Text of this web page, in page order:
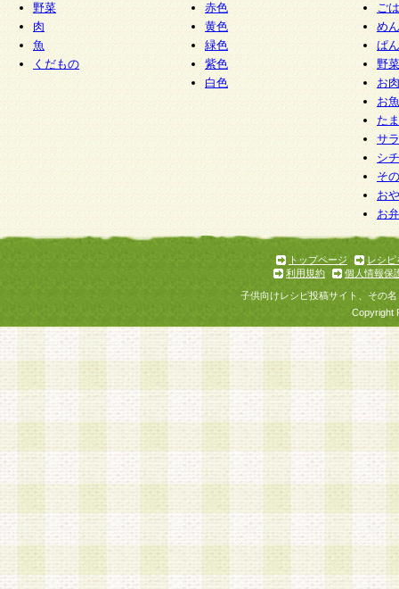
野菜
肉
魚
くだもの
赤色
黄色
緑色
紫色
白色
ご
めん
ぱん
野
お
お
た
サ
シ
そ
お
お
トップページ
レシピ
利用規約
個人情報保
子供向けレシピ投稿サイト、その
Copyright